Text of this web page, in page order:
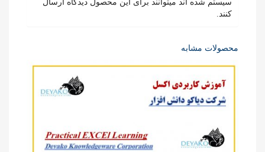
سیستم شده اند میتوانند برای این محصول دیدگاه ارسال
کنند.
محصولات مشابه